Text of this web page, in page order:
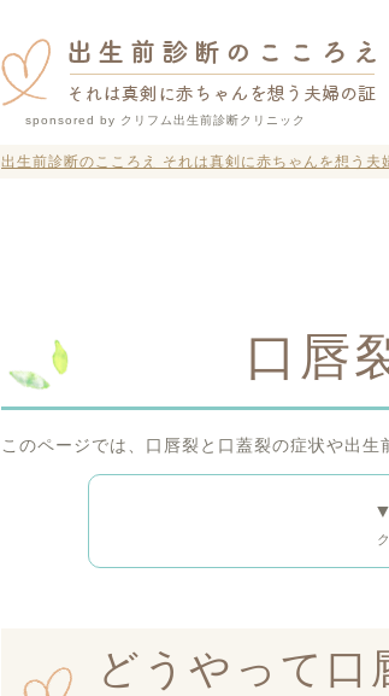
sponsored by クリフム出生前診断クリニック
出生前診断のこころえ それは真剣に赤ちゃんを想う夫
口唇
このページでは、口唇裂と口蓋裂の症状や出
どうやって口唇裂・口蓋裂と
口唇裂・口蓋裂とは
どうやって口